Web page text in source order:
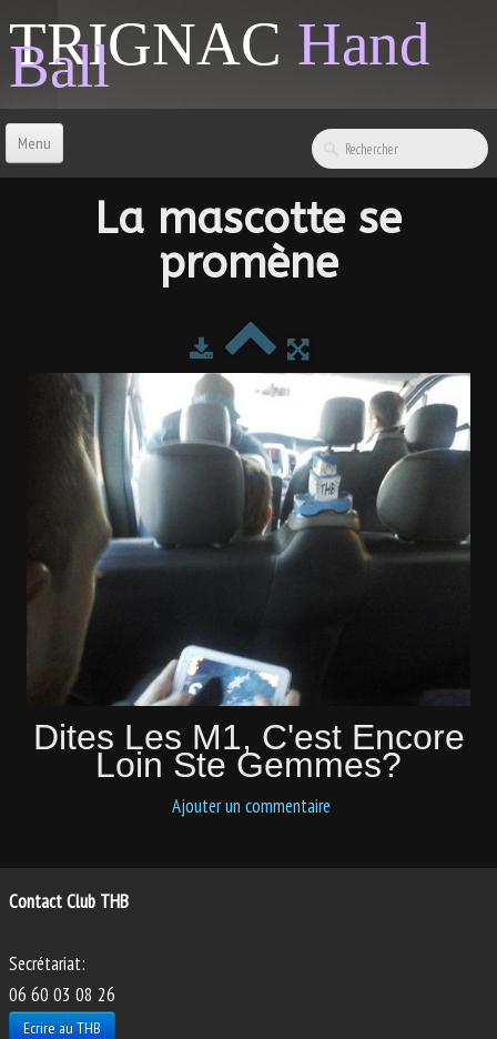
TRIGNAC Hand
Ball
Menu
LIENS & INFOS
SPONSORS
ANIMATIONS
La mascotte se
promène
Dites Les M1, C'est Encore
Loin Ste Gemmes?
Ajouter un commentaire
Contact Club THB
Secrétariat:
06 60 03 08 26
Ecrire au THB